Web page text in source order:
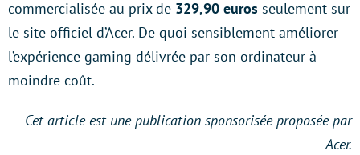
commercialisée au prix de 329,90 euros seulement sur
le site officiel d’Acer. De quoi sensiblement améliorer
l’expérience gaming délivrée par son ordinateur à
moindre coût.
Cet article est une publication sponsorisée proposée par
Acer.